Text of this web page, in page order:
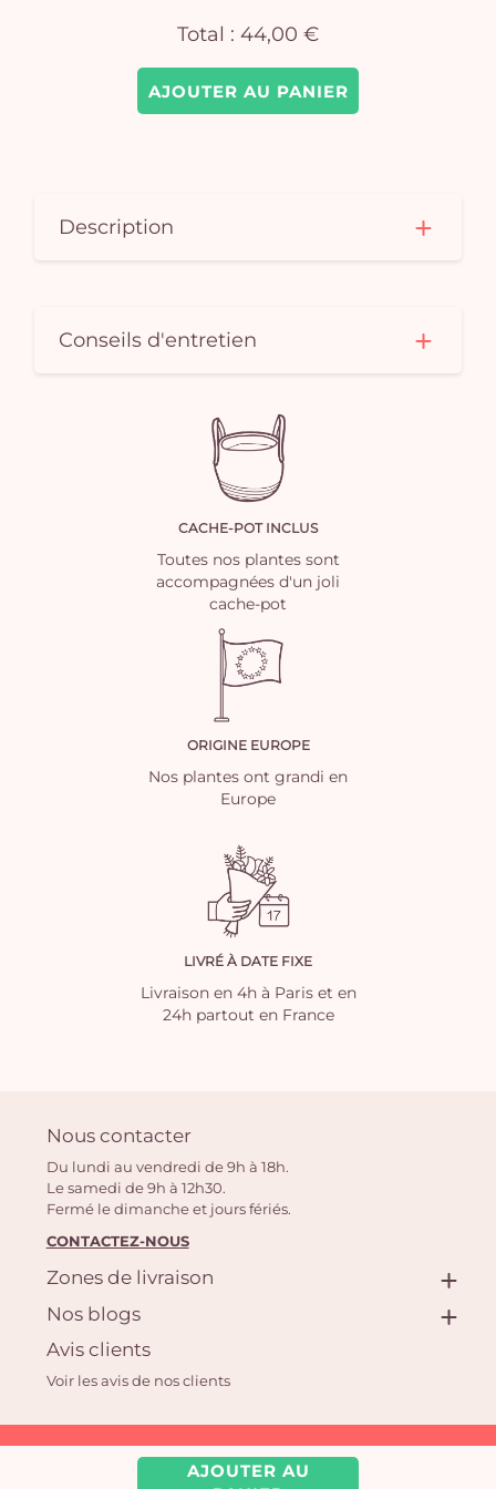
AJOUTER AU PANIER
AJOUTER AU
Total : 44,00 €
Description
Conseils d'entretien
CACHE-POT INCLUS
Toutes nos plantes sont
accompagnées d'un joli
cache-pot
ORIGINE EUROPE
Nos plantes ont grandi en
Europe
LIVRÉ À DATE FIXE
Livraison en 4h à Paris et en
24h partout en France
Nous contacter
Du lundi au vendredi de 9h à 18h.
Le samedi de 9h à 12h30.
Fermé le dimanche et jours fériés.
CONTACTEZ-NOUS
Zones de livraison
Nos blogs
Avis clients
Voir les avis de nos clients
Aquarelle.com SAS
39 rue Anatole France, 92300 Levallois-Perret | Fleuriste en ligne